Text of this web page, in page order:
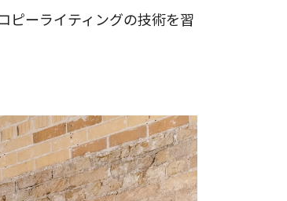
ピーライティングの技術を習